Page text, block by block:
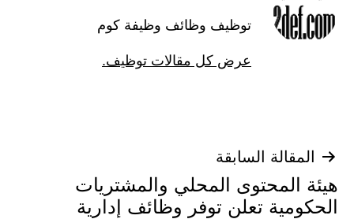
توظيف وظائف وظيفة كوم
عرض كل مقالات توظيف.
تصفّح
المقالات
المقالة السابقة
هيئة المحتوى المحلي والمشتريات
الحكومية تعلن توفر وظائف إدارية